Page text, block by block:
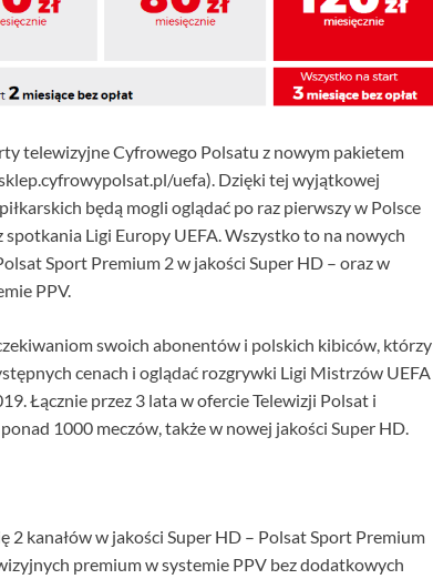
telewizyjne Cyfrowego Polsatu z nowym pakietem
uefa). Dzięki tej wyjątkowej
będą mogli oglądać po raz pierwszy w Polsce
Ligi Europy UEFA. Wszystko to na nowych
Sport Premium 2 w jakości Super HD – oraz w
PPV.
swoich abonentów i polskich kibiców, którzy
cenach i oglądać rozgrywki Ligi Mistrzów UEFA
Łącznie przez 3 lata w ofercie Telewizji Polsat i
1000 meczów, także w nowej jakości Super HD.
2 kanałów w jakości Super HD – Polsat Sport Premium
premium w systemie PPV bez dodatkowych